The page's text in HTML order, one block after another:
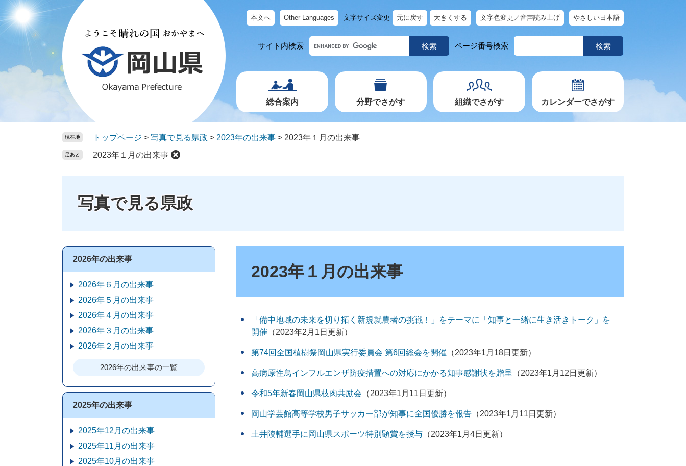
ー
ジ
ニ
ュ
本文へ Other Languages 文字サイズ変更 元に戻す 大きくする 文字色変更／音声読み上げ やさしい日本語
サイト内検索
キ
ー
ワ
ド
ページ番号検索
ペ
ジ
号
総合案内 分野でさがす 組織でさがす カレンダーでさがす
現在地 トップページ > 写真で見る県政 > 2023年の出来事 > 2023年１月の出来事
足あと 2023年１月の出来事
写真で見る県政
2023年１月の出来事
「備中地域の未来を切り拓く新規就農者の挑戦！」をテーマに「知事と一緒に生き活きトーク」を
開催 （2023年2月1日更新）
第74回全国植樹祭岡山県実行委員会 第6回総会を開催 （2023年1月18日更新）
高病原性鳥インフルエンザ防疫措置への対応にかかる知事感謝状を贈呈 （2023年1月12日更新）
令和5年新春岡山県枝肉共励会 （2023年1月11日更新）
岡山学芸館高等学校男子サッカー部が知事に全国優勝を報告 （2023年1月11日更新）
土井陵輔選手に岡山県スポーツ特別顕賞を授与 （2023年1月4日更新）
2026年の出来事
2026年６月の出来事
2026年５月の出来事
2026年４月の出来事
2026年３月の出来事
2026年２月の出来事
2026年の出来事の一覧
2025年の出来事
2025年12月の出来事
2025年11月の出来事
2025年10月の出来事